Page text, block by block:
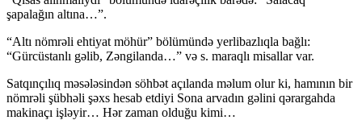
şapalağın altına…”.
“Altı nömrəli ehtiyat möhür” bölümündə yerlibazlıqla bağlı:
“Gürcüstanlı gəlib, Zəngilanda…” və s. maraqlı misallar var.
Satqınçılıq məsələsindən söhbət açılanda məlum olur ki, hamının bir
nömrəli şübhəli şəxs hesab etdiyi Sona arvadın gəlini qərargahda
makinaçı işləyir… Hər zaman olduğu kimi…